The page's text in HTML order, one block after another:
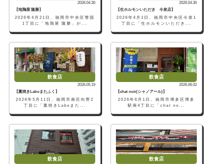
2026.04.30
【地鶏屋 隆勝】
2026年4月21日、福岡市中央区警固
1丁目に「地鶏屋 隆勝」が...
2026.04.30
【生ホルモンいただき 今泉店】
2026年4月1日、福岡市中央区今泉1
丁目に「生ホルモンいただき...
飲食店
2026.05.19
【藁焼きLaboまたふく】
2026年5月11日、福岡市南区向野2
丁目に「藁焼きLaboまた...
飲食店
2026.06.02
【chat noir(シャノアール)】
2026年6月1日、福岡市博多区博多
駅南4丁目に「chat no...
飲食店 飲食店